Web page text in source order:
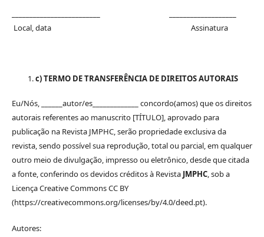
Local, data Assinatura
c) TERMO DE TRANSFERÊNCIA DE DIREITOS AUTORAIS
Eu/Nós, ______autor/es_____________ concordo(amos) que os direitos
autorais referentes ao manuscrito [TÍTULO], aprovado para
publicação na Revista JMPHC, serão propriedade exclusiva da
revista, sendo possível sua reprodução, total ou parcial, em qualquer
outro meio de divulgação, impresso ou eletrônico, desde que citada
a fonte, conferindo os devidos créditos à Revista JMPHC, sob a
Licença Creative Commons CC BY
(https://creativecommons.org/licenses/by/4.0/deed.pt).
Autores: